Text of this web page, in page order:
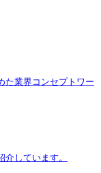
た業界コンセプトワー
しています。